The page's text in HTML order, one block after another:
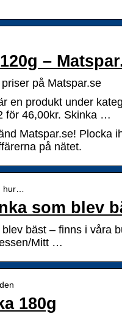
–
på Matspar.se
en produkt under
för 46,00kr. Skinka …
Matspar.se! Plocka
på nätet.
hur…
som blev
bäst – finns i våra
Mitt …
180g